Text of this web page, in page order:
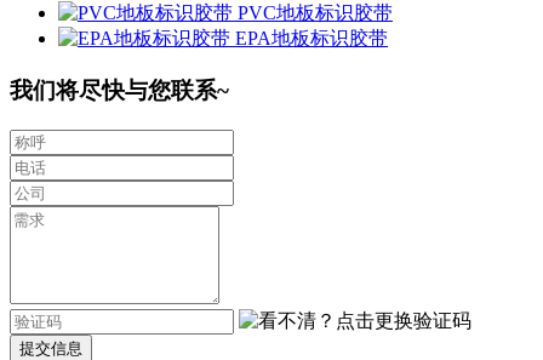
PVC地板标识胶带
EPA地板标识胶带
我们将尽快与您联系~
提交信息